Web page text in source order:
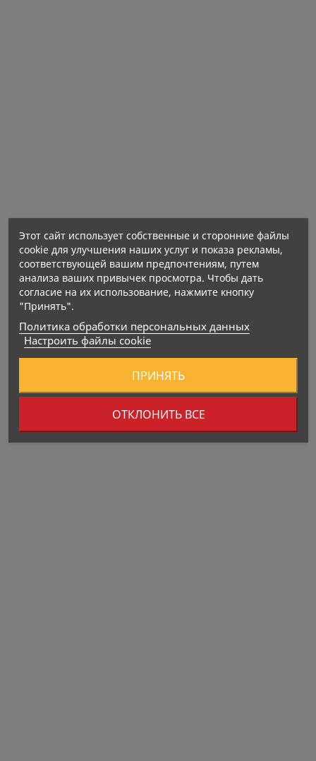
Этот сайт использует собственные и сторонние файлы
cookie для улучшения наших услуг и показа рекламы,
соответствующей вашим предпочтениям, путем
анализа ваших привычек просмотра. Чтобы дать
согласие на их использование, нажмите кнопку
"Принять".
Политика обработки персональных данных
Настроить файлы cookie
ОТКЛОНИТЬ ВСЕ
ПРИНЯТЬ